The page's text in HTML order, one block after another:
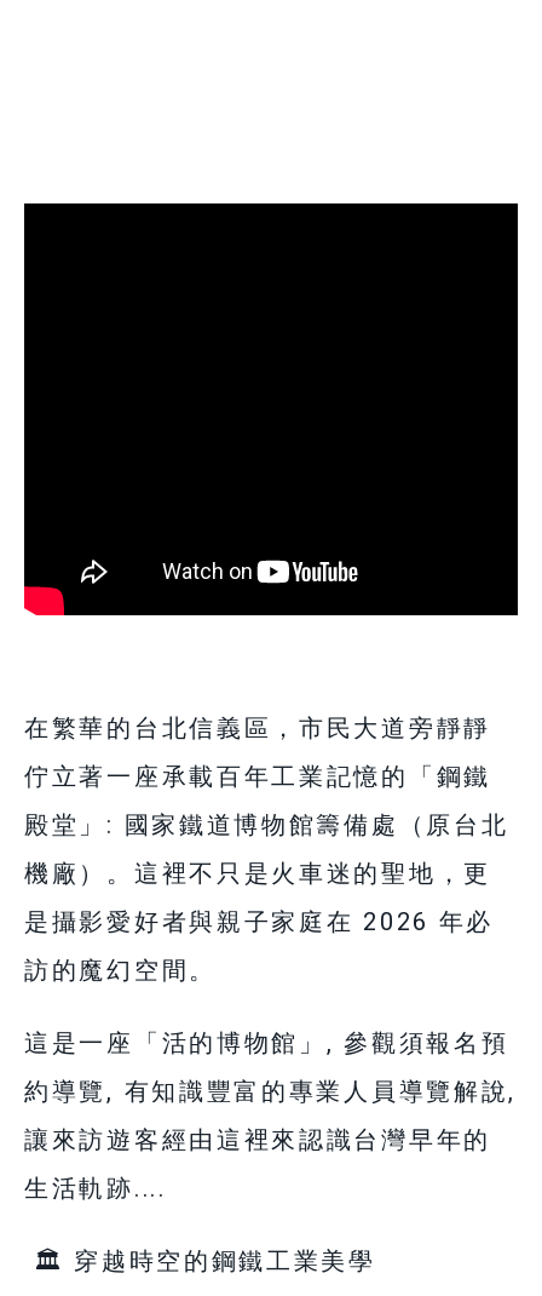
在繁華的台北信義區，市民大道旁靜靜
佇立著一座承載百年工業記憶的「鋼鐵
殿堂」: 國家鐵道博物館籌備處（原台北
機廠）。這裡不只是火車迷的聖地，更
是攝影愛好者與親子家庭在 2026 年必
訪的魔幻空間。
這是一座「活的博物館」, 參觀須報名預
約導覽, 有知識豐富的專業人員導覽解說,
讓來訪遊客經由這裡來認識台灣早年的
生活軌跡....
🏛️ 穿越時空的鋼鐵工業美學